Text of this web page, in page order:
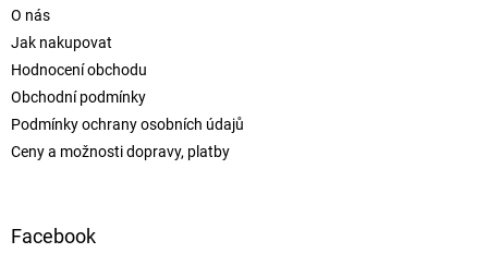
O nás
Jak nakupovat
Hodnocení obchodu
Obchodní podmínky
Podmínky ochrany osobních údajů
Ceny a možnosti dopravy, platby
Facebook